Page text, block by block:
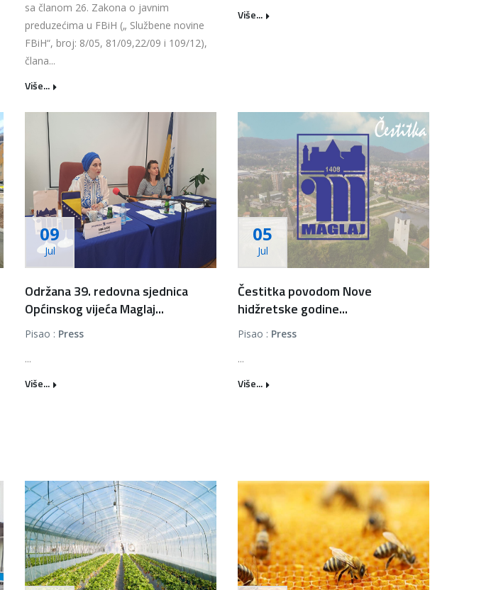
sa članom 26. Zakona o javnim
preduzećima u FBiH („ Službene novine
FBiH“, broj: 8/05, 81/09,22/09 i 109/12),
člana...
Više...
Više...
09
Jul
Održana 39. redovna sjednica
Općinskog vijeća Maglaj...
Pisao : Press
...
Više...
05
Jul
Čestitka povodom Nove
hidžretske godine...
Pisao : Press
...
Više...